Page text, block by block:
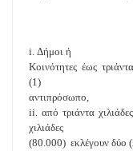
i. Δήμοι ή
Κοινότητες έως
(1)
αντιπρόσωπο,
ii. από τριάντα
χιλιάδες
(80.000) εκλέγουν δύο